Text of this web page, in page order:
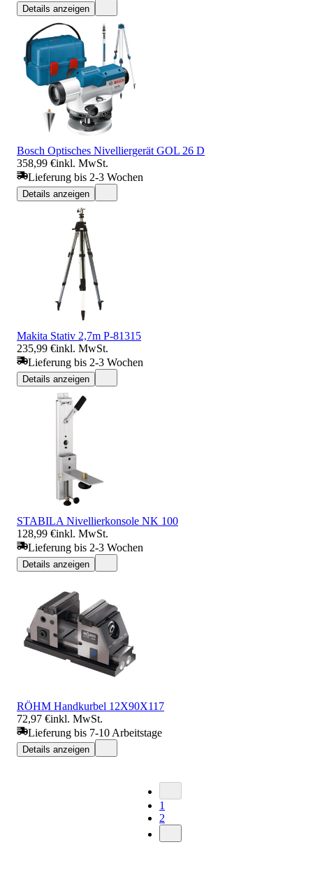
Details anzeigen
Bosch Optisches Nivelliergerät GOL 26 D
358,99 €inkl. MwSt.
Lieferung bis 2-3 Wochen
Details anzeigen
Makita Stativ 2,7m P-81315
235,99 €inkl. MwSt.
Lieferung bis 2-3 Wochen
Details anzeigen
STABILA Nivellierkonsole NK 100
128,99 €inkl. MwSt.
Lieferung bis 2-3 Wochen
Details anzeigen
RÖHM Handkurbel 12X90X117
72,97 €inkl. MwSt.
Lieferung bis 7-10 Arbeitstage
Details anzeigen
1
2